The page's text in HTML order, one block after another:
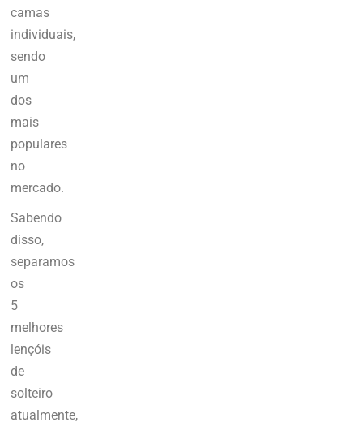
camas
individuais,
sendo
um
dos
mais
populares
no
mercado.
Sabendo
disso,
separamos
os
5
melhores
lençóis
de
solteiro
atualmente,